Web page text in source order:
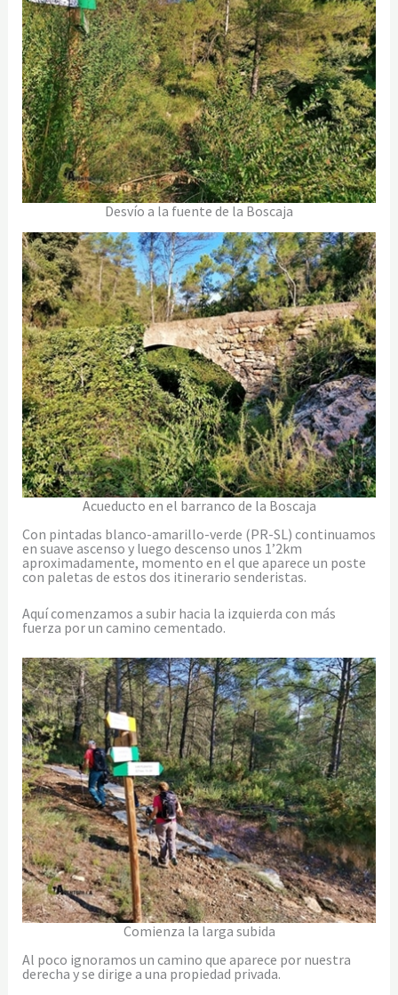
Desvío a la fuente de la Boscaja
Acueducto en el barranco de la Boscaja
Con pintadas blanco-amarillo-verde (PR-SL) continuamos
en suave ascenso y luego descenso unos 1’2km
aproximadamente, momento en el que aparece un poste
con paletas de estos dos itinerario senderistas.
Aquí comenzamos a subir hacia la izquierda con más
fuerza por un camino cementado.
Comienza la larga subida
Al poco ignoramos un camino que aparece por nuestra
derecha y se dirige a una propiedad privada.